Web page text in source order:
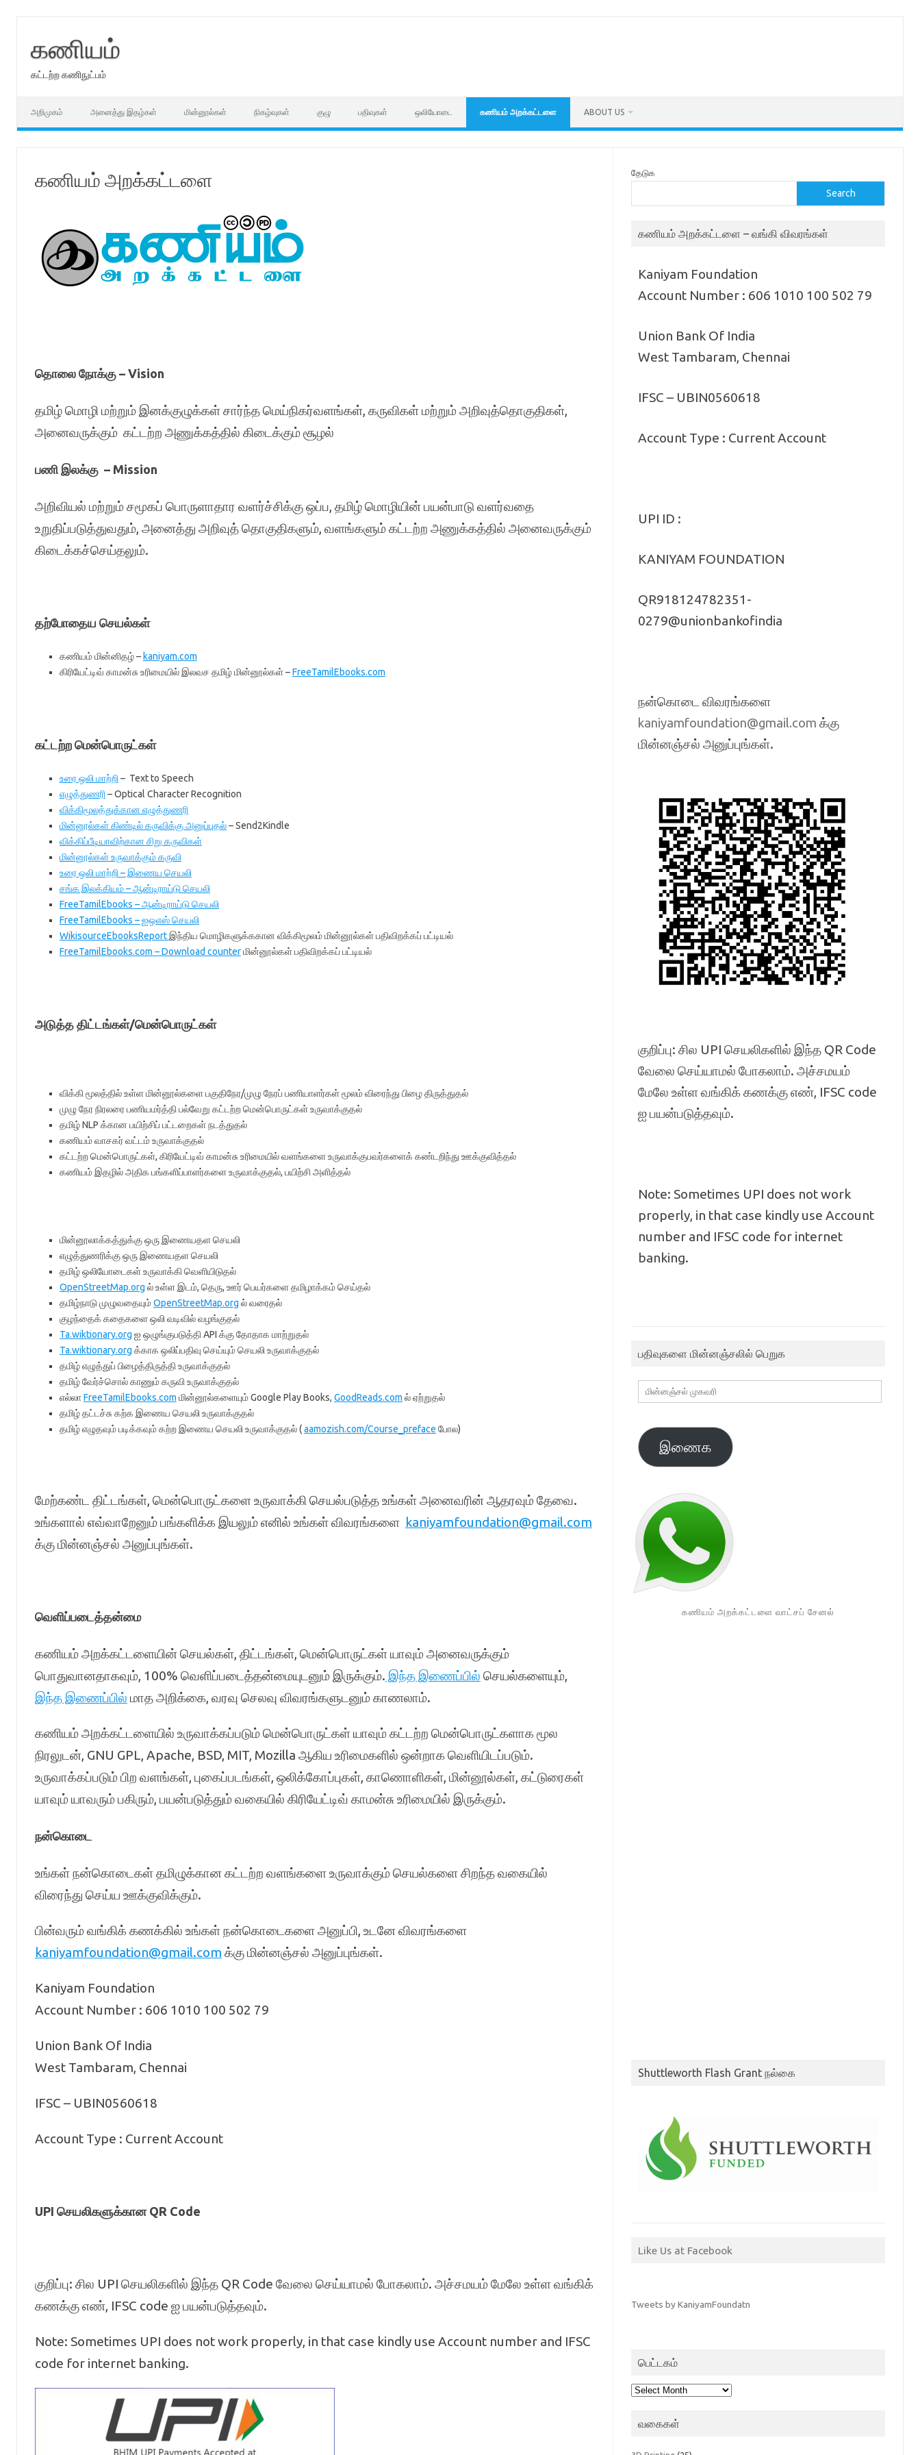
கணியம்
கட்டற்ற கணிநுட்பம்
அறிமுகம் அனைத்து இதழ்கள் மின்னூல்கள் நிகழ்வுகள் குழு பதிவுகள் ஒலியோடை கணியம் அறக்கட்டளை ABOUT US
கணியம் அறக்கட்டளை
தொலை நோக்கு – Vision
தமிழ் மொழி மற்றும் இனக்குழுக்கள் சார்ந்த மெய்நிகர்வளங்கள், கருவிகள் மற்றும் அறிவுத்தொகுதிகள்,
அனைவருக்கும் கட்டற்ற அணுக்கத்தில் கிடைக்கும் சூழல்
பணி இலக்கு – Mission
அறிவியல் மற்றும் சமூகப் பொருளாதார வளர்ச்சிக்கு ஒப்ப, தமிழ் மொழியின் பயன்பாடு வளர்வதை
உறுதிப்படுத்துவதும், அனைத்து அறிவுத் தொகுதிகளும், வளங்களும் கட்டற்ற அணுக்கத்தில் அனைவருக்கும்
கிடைக்கச்செய்தலும்.
தற்போதைய செயல்கள்
கணியம் மின்னிதழ் – kaniyam.com
கிரியேட்டிவ் காமன்சு உரிமையில் இலவச தமிழ் மின்னூல்கள் –FreeTamilEbooks.com
கட்டற்ற மென்பொருட்கள்
உரை ஒலி மாற்றி – Text to Speech
எழுத்துணரி – Optical Character Recognition
விக்கிமூலத்துக்கான எழுத்துணரி
மின்னூல்கள் கிண்டில் கருவிக்கு அனுப்புதல்– Send2Kindle
விக்கிப்பீடியாவிற்கான சிறு கருவிகள்
மின்னூல்கள் உருவாக்கும் கருவி
உரை ஒலி மாற்றி – இணைய செயலி
சங்க இலக்கியம் – ஆன்டிராய்டு செயலி
FreeTamilEbooks – ஆன்டிராய்டு செயலி
FreeTamilEbooks – ஐஒஎஸ் செயலி
WikisourceEbooksReportஇந்திய மொழிகளுக்ககான விக்கிமூலம் மின்னூல்கள் பதிவிறக்கப் பட்டியல்
FreeTamilEbooks.com – Download counterமின்னூல்கள் பதிவிறக்கப் பட்டியல்
அடுத்த திட்டங்கள்/மென்பொருட்கள்
விக்கி மூலத்தில் உள்ள மின்னூல்களை பகுதிநேர/முழு நேரப் பணியாளர்கள் மூலம் விரைந்து பிழை திருத்துதல்
முழு நேர நிரலரை பணியமர்த்தி பல்வேறு கட்டற்ற மென்பொருட்கள் உருவாக்குதல்
தமிழ் NLP க்கான பயிற்சிப் பட்டறைகள் நடத்துதல்
கணியம் வாசகர் வட்டம் உருவாக்குதல்
கட்டற்ற மென்பொருட்கள், கிரியேட்டிவ் காமன்சு உரிமையில் வளங்களை உருவாக்குபவர்களைக் கண்டறிந்து ஊக்குவித்தல்
கணியம் இதழில் அதிக பங்களிப்பாளர்களை உருவாக்குதல், பயிற்சி அளித்தல்
மின்னூலாக்கத்துக்கு ஒரு இணையதள செயலி
எழுத்துணரிக்கு ஒரு இணையதள செயலி
தமிழ் ஒலியோடைகள் உருவாக்கி வெளியிடுதல்
OpenStreetMap.org ல் உள்ள இடம், தெரு, ஊர் பெயர்களை தமிழாக்கம் செய்தல்
தமிழ்நாடு முழுவதையும்OpenStreetMap.org ல் வரைதல்
குழந்தைக் கதைகளை ஒலி வடிவில் வழங்குதல்
Ta.wiktionary.org ஐ ஒழுங்குபடுத்தி API க்கு தோதாக மாற்றுதல்
Ta.wiktionary.org க்காக ஒலிப்பதிவு செய்யும் செயலி உருவாக்குதல்
தமிழ் எழுத்துப் பிழைத்திருத்தி உருவாக்குதல்
தமிழ் வேர்ச்சொல் காணும் கருவி உருவாக்குதல்
எல்லாFreeTamilEbooks.com மின்னூல்களையும் Google Play Books, GoodReads.com ல் ஏற்றுதல்
தமிழ் தட்டச்சு கற்க இணைய செயலி உருவாக்குதல்
தமிழ் எழுதவும் படிக்கவும் கற்ற இணைய செயலி உருவாக்குதல் (aamozish.com/Course_preface போல)
மேற்கண்ட திட்டங்கள், மென்பொருட்களை உருவாக்கி செயல்படுத்த உங்கள் அனைவரின் ஆதரவும் தேவை.
உங்களால் எவ்வாறேனும் பங்களிக்க இயலும் எனில் உங்கள் விவரங்களை kaniyamfoundation@gmail.com
க்கு மின்னஞ்சல் அனுப்புங்கள்.
வெளிப்படைத்தன்மை
கணியம் அறக்கட்டளையின் செயல்கள், திட்டங்கள், மென்பொருட்கள் யாவும் அனைவருக்கும்
பொதுவானதாகவும், 100% வெளிப்படைத்தன்மையுடனும் இருக்கும். இந்த இணைப்பில் செயல்களையும்,
இந்த இணைப்பில் மாத அறிக்கை, வரவு செலவு விவரங்களுடனும் காணலாம்.
கணியம் அறக்கட்டளையில் உருவாக்கப்படும் மென்பொருட்கள் யாவும் கட்டற்ற மென்பொருட்களாக மூல
நிரலுடன், GNU GPL, Apache, BSD, MIT, Mozilla ஆகிய உரிமைகளில் ஒன்றாக வெளியிடப்படும்.
உருவாக்கப்படும் பிற வளங்கள், புகைப்படங்கள், ஒலிக்கோப்புகள், காணொளிகள், மின்னூல்கள், கட்டுரைகள்
யாவும் யாவரும் பகிரும், பயன்படுத்தும் வகையில் கிரியேட்டிவ் காமன்சு உரிமையில் இருக்கும்.
நன்கொடை
உங்கள் நன்கொடைகள் தமிழுக்கான கட்டற்ற வளங்களை உருவாக்கும் செயல்களை சிறந்த வகையில்
விரைந்து செய்ய ஊக்குவிக்கும்.
பின்வரும் வங்கிக் கணக்கில் உங்கள் நன்கொடைகளை அனுப்பி, உடனே விவரங்களை
kaniyamfoundation@gmail.com க்கு மின்னஞ்சல் அனுப்புங்கள்.
Kaniyam Foundation
Account Number : 606 1010 100 502 79
Union Bank Of India
West Tambaram, Chennai
IFSC – UBIN0560618
Account Type : Current Account
UPI செயலிகளுக்கான QR Code
குறிப்பு: சில UPI செயலிகளில் இந்த QR Code வேலை செய்யாமல் போகலாம். அச்சமயம் மேலே உள்ள வங்கிக்
கணக்கு எண், IFSC code ஐ பயன்படுத்தவும்.
Note: Sometimes UPI does not work properly, in that case kindly use Account number and IFSC
code for internet banking.
தேடுக
Search
கணியம் அறக்கட்டளை – வங்கி விவரங்கள்
Kaniyam Foundation
Account Number : 606 1010 100 502 79
Union Bank Of India
West Tambaram, Chennai
IFSC – UBIN0560618
Account Type : Current Account
UPI ID :
KANIYAM FOUNDATION
QR918124782351-
0279@unionbankofindia
நன்கொடை விவரங்களை
kaniyamfoundation@gmail.com க்கு
மின்னஞ்சல் அனுப்புங்கள்.
குறிப்பு: சில UPI செயலிகளில் இந்த QR Code
வேலை செய்யாமல் போகலாம். அச்சமயம்
மேலே உள்ள வங்கிக் கணக்கு எண், IFSC code
ஐ பயன்படுத்தவும்.
Note: Sometimes UPI does not work
properly, in that case kindly use Account
number and IFSC code for internet
banking.
பதிவுகளை மின்னஞ்சலில் பெறுக
மின்னஞ்சல்
முகவரி
இணைக
கணியம் அறக்கட்டளை வாட்சப் சேனல்
Shuttleworth Flash Grant நல்கை
Like Us at Facebook
Tweets by KaniyamFoundatn
பெட்டகம்
பெட்டகம்
வகைகள்